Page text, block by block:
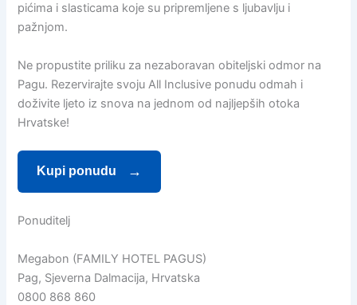
pićima i slasticama koje su pripremljene s ljubavlju i
pažnjom.
Ne propustite priliku za nezaboravan obiteljski odmor na
Pagu. Rezervirajte svoju All Inclusive ponudu odmah i
doživite ljeto iz snova na jednom od najljepših otoka
Hrvatske!
Kupi ponudu
Ponuditelj
Megabon (FAMILY HOTEL PAGUS)
Pag, Sjeverna Dalmacija, Hrvatska
0800 868 860